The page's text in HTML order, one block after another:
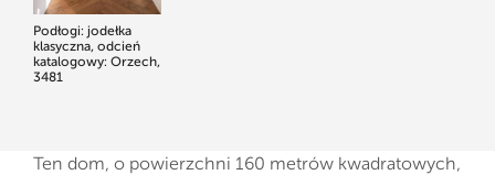
Podłogi: jodełka
klasyczna, odcień
katalogowy: Orzech,
3481
Ten dom, o powierzchni 160 metrów kwadratowych,